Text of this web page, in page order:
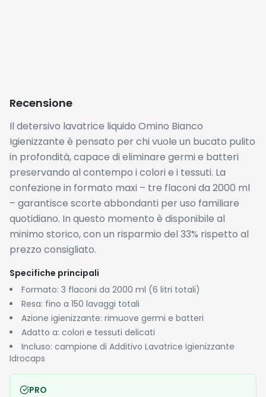
Recensione
Il detersivo lavatrice liquido Omino Bianco
Igienizzante è pensato per chi vuole un bucato pulito
in profondità, capace di eliminare germi e batteri
preservando al contempo i colori e i tessuti. La
confezione in formato maxi – tre flaconi da 2000 ml
– garantisce scorte abbondanti per uso familiare
quotidiano. In questo momento è disponibile al
minimo storico, con un risparmio del 33% rispetto al
prezzo consigliato.
Specifiche principali
Formato: 3 flaconi da 2000 ml (6 litri totali)
Resa: fino a 150 lavaggi totali
Azione igienizzante: rimuove germi e batteri
Adatto a: colori e tessuti delicati
Incluso: campione di Additivo Lavatrice Igienizzante
Idrocaps
PRO